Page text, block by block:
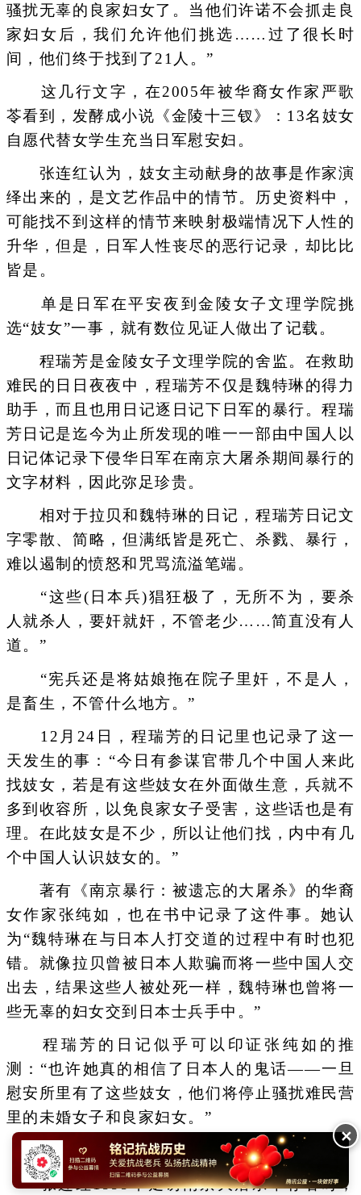
骚扰无辜的良家妇女了。当他们许诺不会抓走良
家妇女后，我们允许他们挑选……过了很长时
间，他们终于找到了21人。”
这几行文字，在2005年被华裔女作家严歌
苓看到，发酵成小说《金陵十三钗》：13名妓女
自愿代替女学生充当日军慰安妇。
张连红认为，妓女主动献身的故事是作家演
绎出来的，是文艺作品中的情节。历史资料中，
可能找不到这样的情节来映射极端情况下人性的
升华，但是，日军人性丧尽的恶行记录，却比比
皆是。
单是日军在平安夜到金陵女子文理学院挑
选“妓女”一事，就有数位见证人做出了记载。
程瑞芳是金陵女子文理学院的舍监。在救助
难民的日日夜夜中，程瑞芳不仅是魏特琳的得力
助手，而且也用日记逐日记下日军的暴行。程瑞
芳日记是迄今为止所发现的唯一一部由中国人以
日记体记录下侵华日军在南京大屠杀期间暴行的
文字材料，因此弥足珍贵。
相对于拉贝和魏特琳的日记，程瑞芳日记文
字零散、简略，但满纸皆是死亡、杀戮、暴行，
难以遏制的愤怒和咒骂流溢笔端。
“这些(日本兵)猖狂极了，无所不为，要杀
人就杀人，要奸就奸，不管老少……简直没有人
道。”
“宪兵还是将姑娘拖在院子里奸，不是人，
是畜生，不管什么地方。”
12月24日，程瑞芳的日记里也记录了这一
天发生的事：“今日有参谋官带几个中国人来此
找妓女，若是有这些妓女在外面做生意，兵就不
多到收容所，以免良家女子受害，这些话也是有
理。在此妓女是不少，所以让他们找，内中有几
个中国人认识妓女的。”
著有《南京暴行：被遗忘的大屠杀》的华裔
女作家张纯如，也在书中记录了这件事。她认
为“魏特琳在与日本人打交道的过程中有时也犯
错。就像拉贝曾被日本人欺骗而将一些中国人交
出去，结果这些人被处死一样，魏特琳也曾将一
些无辜的妇女交到日本士兵手中。”
程瑞芳的日记似乎可以印证张纯如的推
测：“也许她真的相信了日本人的鬼话——一旦
慰安所里有了这些妓女，他们将停止骚扰难民营
里的未婚女子和良家妇女。”
这当然是日本军人的鬼话。
张连红1999年走访南京大屠杀幸存者时，
✕